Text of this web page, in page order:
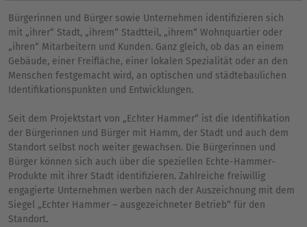
Bürgerinnen und Bürger sowie Unternehmen identifizieren sich
mit „ihrer“ Stadt, „ihrem“ Stadtteil, „ihrem“ Wohnquartier oder
„ihren“ Mitarbeitern und Kunden. Ganz gleich, ob das an einem
Gebäude, einer Freifläche, einer lokalen Spezialität oder an den
Menschen festgemacht wird, an optischen und städtebaulichen
Identifikationspunkten und Entwicklungen.
Seit dem Projektstart von „Echter Hammer“ ist die Identifikation
der Bürgerinnen und Bürger mit Hamm, der Stadt und auch dem
Standort selbst noch weiter gewachsen. Die Bürgerinnen und
Bürger können sich auch über die speziellen Echte-Hammer-
Produkte mit ihrer Stadt identifizieren. Zahlreiche freiwillig
engagierte Unternehmen werben nach der Auszeichnung mit dem
Siegel „Echter Hammer – ausgezeichneter Betrieb“ für den
Standort.